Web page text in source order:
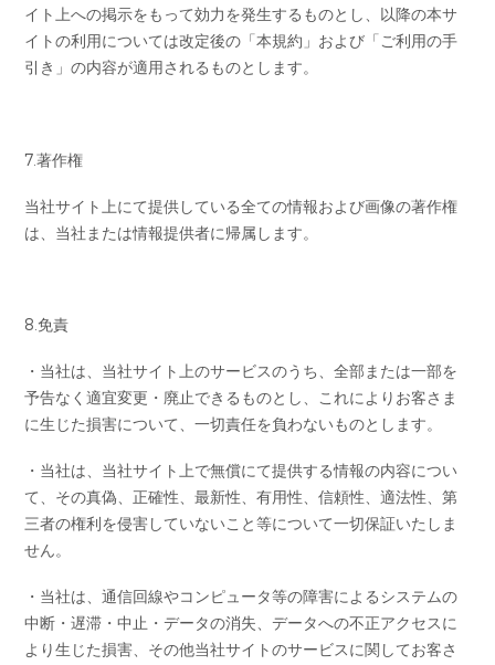
イト上への掲示をもって効力を発生するものとし、以降の本サ
イトの利用については改定後の「本規約」および「ご利用の手
引き」の内容が適用されるものとします。
7.著作権
当社サイト上にて提供している全ての情報および画像の著作権
は、当社または情報提供者に帰属します。
8.免責
・当社は、当社サイト上のサービスのうち、全部または一部を
予告なく適宜変更・廃止できるものとし、これによりお客さま
に生じた損害について、一切責任を負わないものとします。
・当社は、当社サイト上で無償にて提供する情報の内容につい
て、その真偽、正確性、最新性、有用性、信頼性、適法性、第
三者の権利を侵害していないこと等について一切保証いたしま
せん。
・当社は、通信回線やコンピュータ等の障害によるシステムの
中断・遅滞・中止・データの消失、データへの不正アクセスに
より生じた損害、その他当社サイトのサービスに関してお客さ